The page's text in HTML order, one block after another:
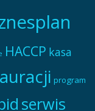
HACCP kasa
program
serwis